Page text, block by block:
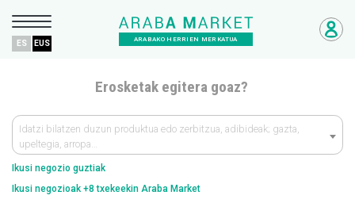
ARABAKO HERRIEN MERKATUA
ES EUS
Erosketak egitera goaz?
Idatzi bilatzen duzun produktua edo zerbitzua, adibideak; gazta,
upeltegia, arropa…
Ikusi negozio guztiak
Ikusi negozioak +8 txekeekin Araba Market